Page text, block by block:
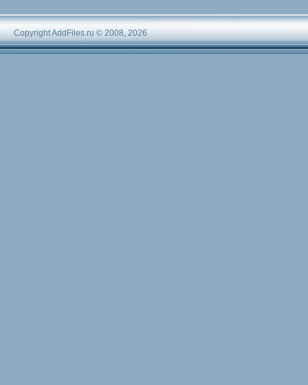
Copyright AddFiles.ru © 2008, 2026